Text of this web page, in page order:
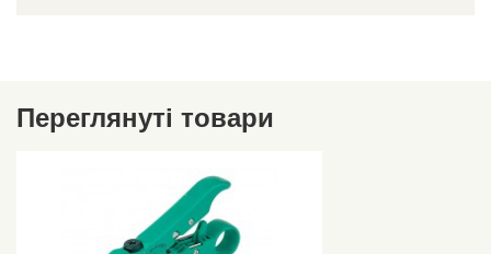
Переглянуті товари